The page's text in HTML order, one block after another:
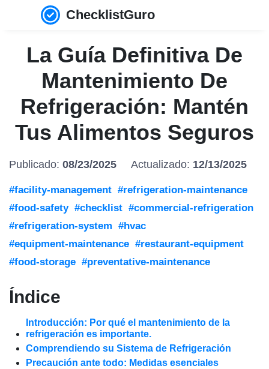
ChecklistGuro
La Guía Definitiva De
Mantenimiento De
Refrigeración: Mantén
Tus Alimentos Seguros
Publicado: 08/23/2025 Actualizado: 12/13/2025
#facility-management #refrigeration-maintenance
#food-safety #checklist #commercial-refrigeration
#refrigeration-system #hvac
#equipment-maintenance #restaurant-equipment
#food-storage #preventative-maintenance
Índice
Introducción: Por qué el mantenimiento de la
refrigeración es importante.
Comprendiendo su Sistema de Refrigeración
Precaución ante todo: Medidas esenciales